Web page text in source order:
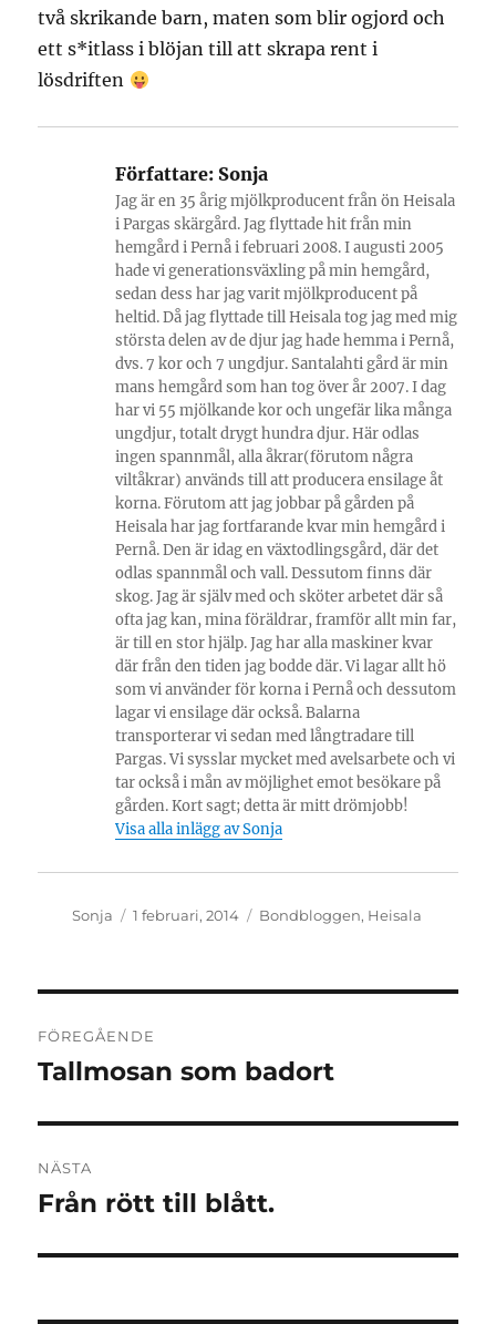
två skrikande barn, maten som blir ogjord och
ett s*itlass i blöjan till att skrapa rent i
lösdriften
Författare: Sonja
Jag är en 35 årig mjölkproducent från ön Heisala
i Pargas skärgård. Jag flyttade hit från min
hemgård i Pernå i februari 2008. I augusti 2005
hade vi generationsväxling på min hemgård,
sedan dess har jag varit mjölkproducent på
heltid. Då jag flyttade till Heisala tog jag med mig
största delen av de djur jag hade hemma i Pernå,
dvs. 7 kor och 7 ungdjur. Santalahti gård är min
mans hemgård som han tog över år 2007. I dag
har vi 55 mjölkande kor och ungefär lika många
ungdjur, totalt drygt hundra djur. Här odlas
ingen spannmål, alla åkrar(förutom några
viltåkrar) används till att producera ensilage åt
korna. Förutom att jag jobbar på gården på
Heisala har jag fortfarande kvar min hemgård i
Pernå. Den är idag en växtodlingsgård, där det
odlas spannmål och vall. Dessutom finns där
skog. Jag är själv med och sköter arbetet där så
ofta jag kan, mina föräldrar, framför allt min far,
är till en stor hjälp. Jag har alla maskiner kvar
där från den tiden jag bodde där. Vi lagar allt hö
som vi använder för korna i Pernå och dessutom
lagar vi ensilage där också. Balarna
transporterar vi sedan med långtradare till
Pargas. Vi sysslar mycket med avelsarbete och vi
tar också i mån av möjlighet emot besökare på
gården. Kort sagt; detta är mitt drömjobb!
Visa alla inlägg av Sonja
Författare
Sonja
Publicerat
1 februari, 2014 Kategorier
Bondbloggen, Heisala
FÖREGÅENDE
Föregående
Tallmosan som badort
NÄSTA
Nästa
Från rött till blått.